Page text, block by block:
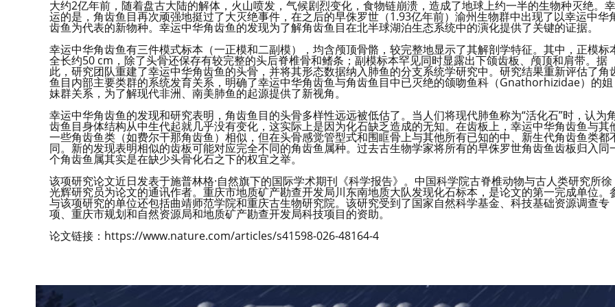
大约2亿年前，随着盘古大陆的解体，火山喷发，气候剧烈变化，食物链崩溃，造成了地球上约一半的生物种灭绝。幸
运的是，角齿鱼目再次顽强地挺过了大灭绝事件，在之后的早侏罗世（1.93亿年前）渝州生物群中出现了以幸运中华
齿鱼为代表的新物种。幸运中华角齿鱼的发现为了解角齿鱼目在北半球湖泊生态系统中的演化提供了关键的证据。
幸运中华角齿鱼有三件模式标本（一正模和二副模），均含颅顶骨骼，较完整地显示了其解剖学特征。其中，正模标
全长约50 cm，除了头骨还保存有较完整的头后脊椎骨和鳍条；副模标本罕见同时显露出下颌齿板、颅顶和肩带。据
此，研究团队重建了幸运中华角齿鱼的头骨，并将其形态数据纳入肺鱼的分支系统学研究中。研究结果重新评估了角
鱼目内部主要类群的系统发育关系，明确了幸运中华角齿鱼与角齿鱼目中已灭绝的颌吻鱼科（Gnathorhizidae）的姐
妹群关系，为了解现代非洲、南美肺鱼的起源提供了新视角。
幸运中华角齿鱼的发现和研究表明，角齿鱼目的头骨多样性远远被低估了。当人们将现代肺鱼称为“活化石”时，认为
齿鱼目身体结构从中生代起就几乎没有变化，这实际上是因为化石缺乏造成的无知。在齿板上，幸运中华角齿鱼与其
一些角齿鱼类（如费尔干那角齿鱼）相似，但在头骨感觉管型式和围眶骨上与其他所有已知的中、新生代角齿鱼类都
同。新的发现表明相似的齿板可能对应完全不同的角齿鱼属种。过去古生物学家将所有的早侏罗世角齿鱼齿板归入同
个角齿鱼属其实是在缺少头骨化石之下的权宜之举。
该项研究论文近日发表于施普林格·自然旗下的国际学术期刊《科学报告》。中国科学院古脊椎动物与古人类研究所徐
光辉研究员为论文的通讯作者。重庆市地质矿产勘查开发局川东南地质大队发现化石标本，是论文的第一完成单位。
与该项研究的单位还包括曲靖师范学院和重庆古生物研究院。该研究受到了国家自然科学基金、科技基础资源调查专
项、重庆市规划和自然资源局和地质矿产勘查开发局科技项目的资助。
论文链接：https://www.nature.com/articles/s41598-026-48164-4